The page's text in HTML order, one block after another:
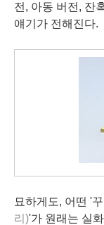
전, 아동 버전, 잔
얘기가 전해진다.
묘하게도, 어떤 '
리)'가 원래는 실화